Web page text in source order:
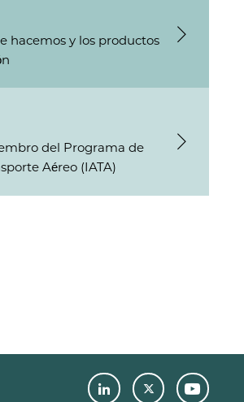
hacemos y los productos
del Programa de
Aéreo (IATA)